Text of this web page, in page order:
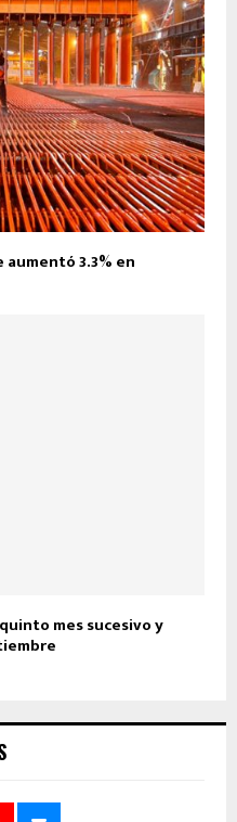
3.3% en
mes sucesivo y